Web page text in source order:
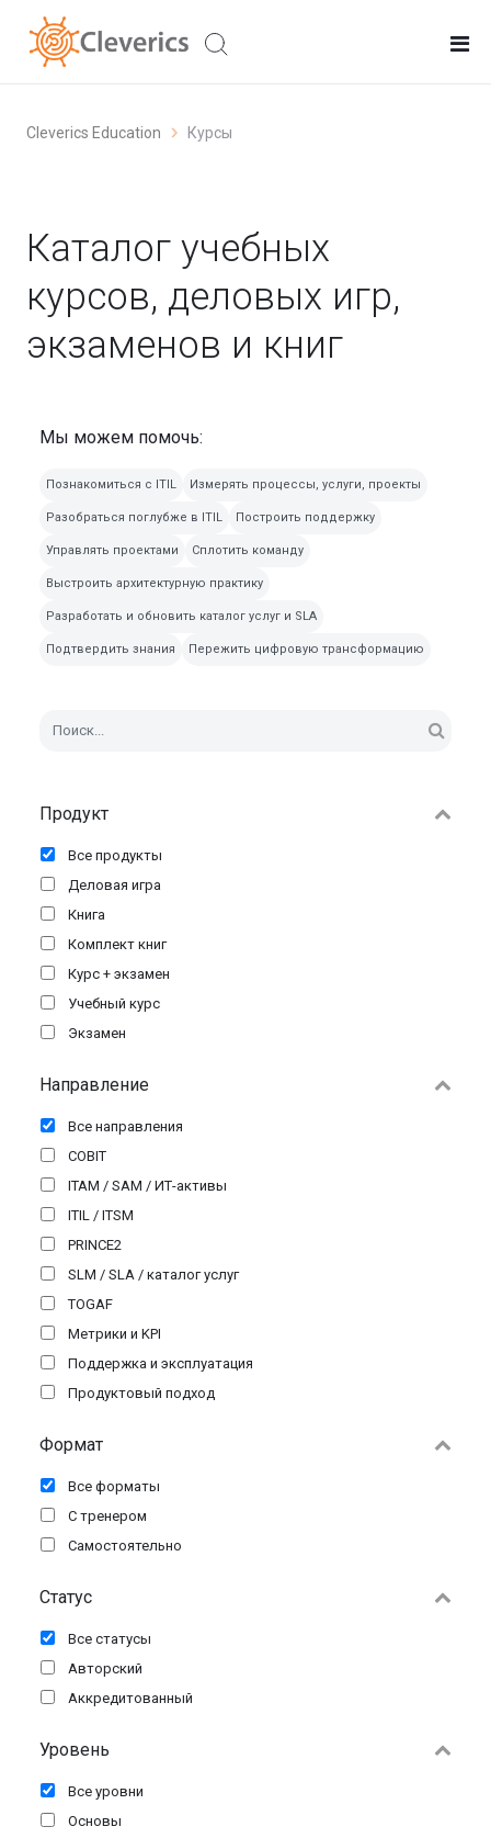
Cleverics Education Курсы
Каталог учебных
курсов, деловых игр,
экзаменов и книг
Мы можем помочь:
Познакомиться с ITIL Измерять процессы, услуги, проекты
Разобраться поглубже в ITIL Построить поддержку
Управлять проектами Сплотить команду
Выстроить архитектурную практику
Разработать и обновить каталог услуг и SLA
Подтвердить знания Пережить цифровую трансформацию
Продукт
Все продукты
Деловая игра
Книга
Комплект книг
Курс + экзамен
Учебный курс
Экзамен
Направление
Все направления
COBIT
ITAM / SAM / ИТ-активы
ITIL / ITSM
PRINCE2
SLM / SLA / каталог услуг
TOGAF
Метрики и KPI
Поддержка и эксплуатация
Продуктовый подход
Формат
Все форматы
С тренером
Самостоятельно
Статус
Все статусы
Авторский
Аккредитованный
Уровень
Все уровни
Основы